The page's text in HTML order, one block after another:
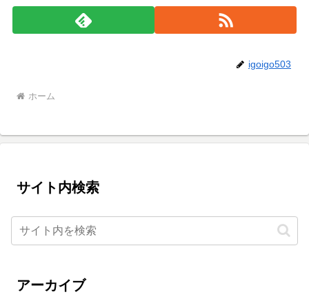
igoigo503
ホーム
サイト内検索
アーカイブ